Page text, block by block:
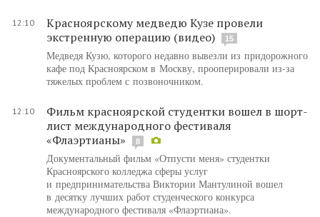
12:10
Красноярскому медведю Кузе провели
экстренную операцию (видео)
15
Медведя Кузю, которого недавно вывезли из придорожного
кафе под Красноярском в Москву, прооперировали из-за
тяжелых проблем с позвоночником.
12:10
Фильм красноярской студентки вошел в шорт-
лист международного фестиваля
«Флаэртианы»
8
Документальный фильм «Отпусти меня» студентки
Красноярского колледжа сферы услуг
и предпринимательства Виктории Мантулиной вошел
в десятку лучших работ студенческого конкурса
международного фестиваля «Флаэртиана».